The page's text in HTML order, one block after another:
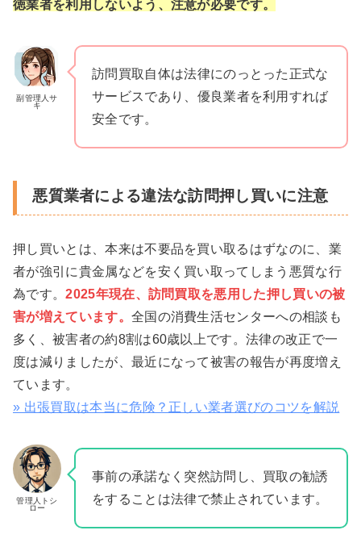
徳業者を利用しないよう、注意が必要です。
副管理人サ
キ
訪問買取自体は法律にのっとった正式な
サービスであり、優良業者を利用すれば
安全です。
悪質業者による違法な訪問押し買いに注意
押し買いとは、本来は不要品を買い取るはずなのに、業
者が強引に貴金属などを安く買い取ってしまう悪質な行
為です。2025年現在、訪問買取を悪用した押し買いの被
害が増えています。 全国の消費生活センターへの相談も
多く、被害者の約8割は60歳以上です。法律の改正で一
度は減りましたが、最近になって被害の報告が再度増え
ています。
» 出張買取は本当に危険？正しい業者選びのコツを解説
管理人トシ
ロー
事前の承諾なく突然訪問し、買取の勧誘
をすることは法律で禁止されています​。